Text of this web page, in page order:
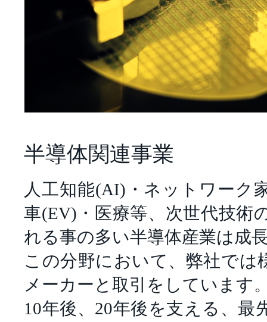
半導体関連事業
人工知能(AI)・ネットワーク
車(EV)・医療等、次世代技術
れる事の多い半導体産業は成
この分野において、弊社では
メーカーと取引をしています
10年後、20年後を支える、最